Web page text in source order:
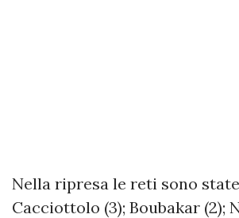
Nella ripresa le reti sono
Cacciottolo (3); Boubakar (2);